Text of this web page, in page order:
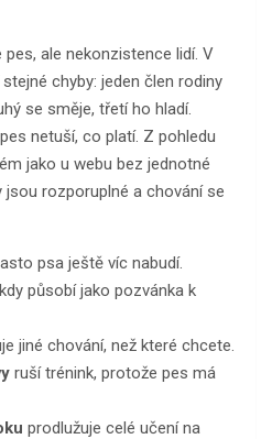
ale nekonzistence lidí. V
chyby: jeden člen rodiny
se směje, třetí ho hladí.
netuší, co platí. Z pohledu
jako u webu bez jednotné
rozporuplné a chování se
psa ještě víc nabudí.
působí jako pozvánka k
jiné chování, než které chcete.
ruší trénink, protože pes má
prodlužuje celé učení na